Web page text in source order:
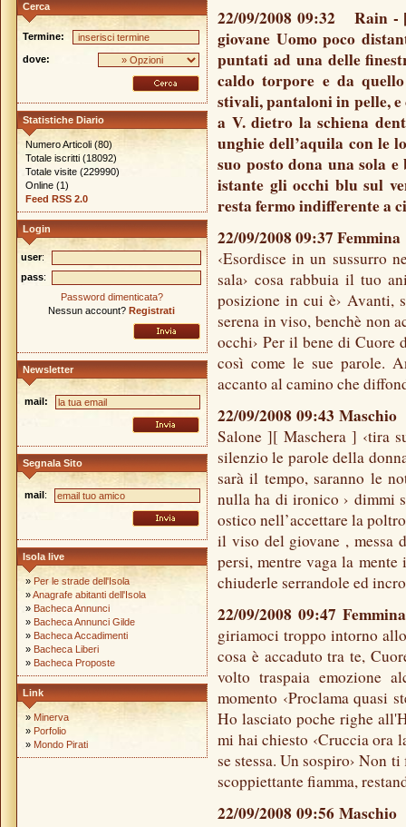
Cerca
Termine:
dove:
Statistiche Diario
Numero Articoli (80)
Totale iscritti (18092)
Totale visite (229990)
Online (1)
Feed RSS 2.0
Login
user:
pass:
Password dimenticata?
Nessun account?Registrati
Newsletter
mail:
Segnala Sito
mail:
Isola live
» Per le strade dell'Isola
»Anagrafe abitanti dell'Isola
» Bacheca Annunci
» Bacheca Annunci Gilde
» Bacheca Accadimenti
» Bacheca Liberi
» Bacheca Proposte
Link
» Minerva
» Porfolio
» Mondo Pirati
22/09/2008 09:32 Rain -
giovane Uomo poco
puntati ad una delle
caldo torpore e da
stivali, pantaloni in pelle,
a V. dietro la schiena
unghie dell’aquila con le
suo posto dona una sola
istante gli occhi blu sul
resta fermo indifferente a
22/09/2008 09:37
‹Esordisce in un sussurro
sala› cosa rabbuia il tuo
posizione in cui è› Avanti,
serena in viso, benchè non
occhi› Per il bene di Cuore
così come le sue parole.
accanto al camino che
22/09/2008 09:43
Salone ][ Maschera ] ‹tira
silenzio le parole della
sarà il tempo, saranno le
nulla ha di ironico › dimmi
ostico nell’accettare la
il viso del giovane , messa
persi, mentre vaga la
chiuderle serrandole ed
22/09/2008 09:47
giriamoci troppo intorno
cosa è accaduto tra te,
volto traspaia emozione
momento ‹Proclama quasi
Ho lasciato poche righe
mi hai chiesto ‹Cruccia ora
se stessa. Un sospiro› Non
scoppiettante fiamma,
22/09/2008 09:56